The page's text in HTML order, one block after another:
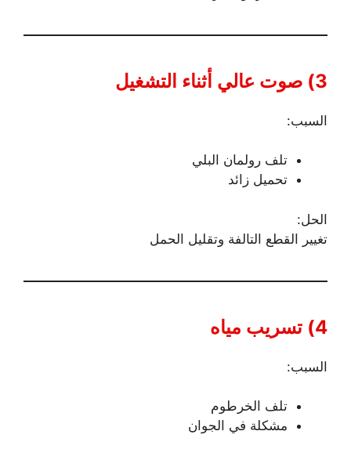
3) صوت عالي أثناء التشغيل
السبب:
تلف رولمان البلي
تحميل زائد
الحل:
تغيير القطع التالفة وتقليل الحمل
4) تسريب مياه
السبب:
تلف الخرطوم
مشكلة في الجوان